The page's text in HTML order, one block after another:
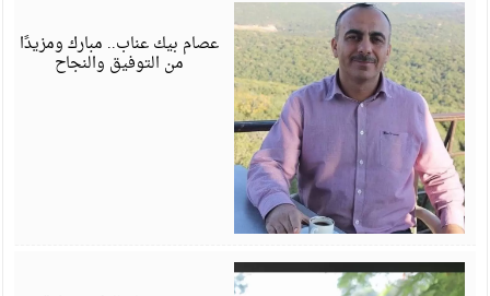
عصام بيك عناب.. مبارك ومزيدًا
من التوفيق والنجاح